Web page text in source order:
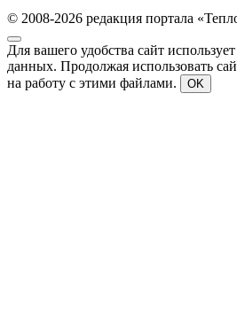
© 2008-2026 редакция портала
Для вашего удобства сайт
данных. Продолжая использовать
на работу с этими файлами.
OK